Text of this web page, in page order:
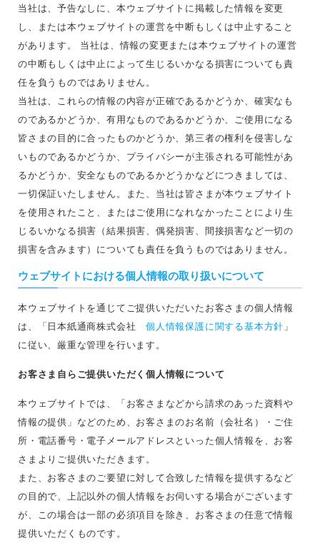
当社は、予告なしに、本ウェブサイトに掲載した情報を変更
し、または本ウェブサイトの運営を中断もしくは中止すること
があります。 当社は、情報の変更または本ウェブサイトの運営
の中断もしくは中止によって生じるいかなる損害についても責
任を負うものではありません。
当社は、これらの情報の内容が正確であるかどうか、確実なも
のであるかどうか、有用なものであるかどうか、ご使用になる
皆さまの目的に合ったものかどうか、第三者の権利を侵害しな
いものであるかどうか、プライバシーが主張される可能性があ
るかどうか、安全なものであるかどうかなどにつきましては、
一切保証いたしません。また、当社は皆さまが本ウェブサイト
を使用されたこと、またはご使用になれなかったことにより生
じるいかなる損害（結果損害、偶発損害、間接損害など一切の
損害を含みます）についても責任を負うものではありません。
ウェブサイトにおける個人情報の取り扱いについて
本ウェブサイトを通じてご提供いただいたお客さまの個人情報
は、「日本紙通商株式会社個人情報保護に関する基本方針 」
に従い、厳重な管理を行います。
お客さま自らご提供いただく個人情報について
本ウェブサイトでは、「お客さまなどから請求のあった資料や
情報の提供」などのため、お客さまのお名前（会社名）・ご住
所・電話番号・電子メールアドレスといった個人情報を、お客
さまよりご提供いただきます。
また、お客さまのご要望に対して合致した情報を提供するなど
の目的で、上記以外の個人情報をお伺いする場合がございます
が、この場合は一部の必須項目を除き、お客さまの任意で情報
提供いただくものです。